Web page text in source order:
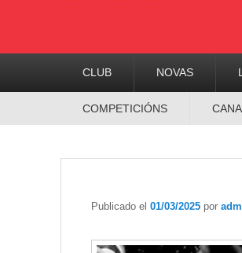
CLUB NOVAS
COMPETICIÓNS
Publicado el 01/03/2025 por